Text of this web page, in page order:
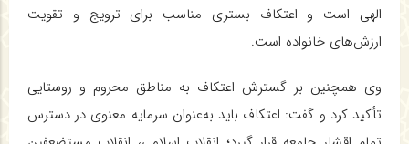
الهی است و اعتکاف بستری مناسب برای ترویج و تقویت
ارزش‌های خانواده است.
وی همچنین بر گسترش اعتکاف به مناطق محروم و روستایی
تأکید کرد و گفت: اعتکاف باید به‌عنوان سرمایه معنوی در دسترس